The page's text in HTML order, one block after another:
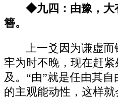
◆九四：由豫，大
簪。
上一爻因为谦虚
牢为时不晚，现在赶
及。“由”就是任由其
的主观能动性，这样就